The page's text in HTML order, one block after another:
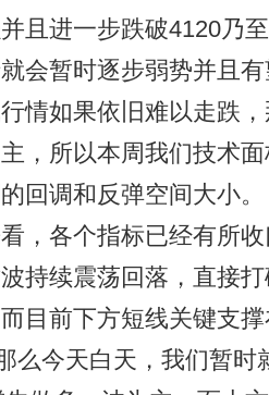
且进一步跌破4120乃
会暂时逐步弱势并且
情如果依旧难以走跌
，所以本周我们技术
回调和反弹空间大小。
各个指标已经有所收
持续震荡回落，直接
目前下方短线关键支
么今天白天，我们暂时